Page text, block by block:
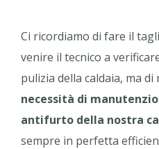
Ci ricordiamo di fare il
venire il tecnico a
pulizia della caldaia, ma
necessità di
antifurto della nostra
sempre in perfetta